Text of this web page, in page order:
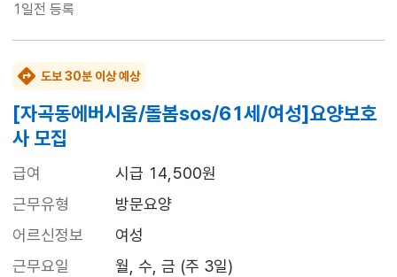
1일전 등록
도보 30분 이상 예상
[자곡동에버시움/돌봄sos/61세/여성]요양보호
사 모집
급여
시급 14,500원
근무유형
방문요양
어르신정보
여성
근무요일
월, 수, 금 (주 3일)